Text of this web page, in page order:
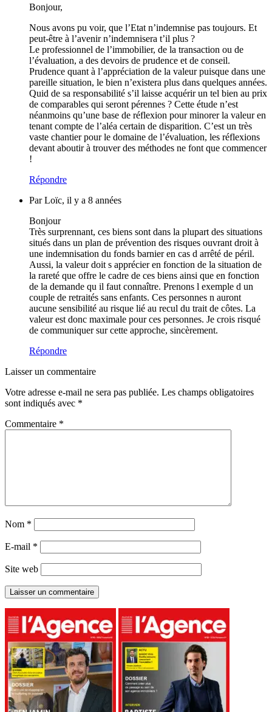
Bonjour,
Nous avons pu voir, que l’Etat n’indemnise pas toujours. Et
peut-être à l’avenir n’indemnisera t’il plus ?
Le professionnel de l’immobilier, de la transaction ou de
l’évaluation, a des devoirs de prudence et de conseil.
Prudence quant à l’appréciation de la valeur puisque dans une
pareille situation, le bien n’existera plus dans quelques années.
Quid de sa responsabilité s’il laisse acquérir un tel bien au prix
de comparables qui seront pérennes ? Cette étude n’est
néanmoins qu’une base de réflexion pour minorer la valeur en
tenant compte de l’aléa certain de disparition. C’est un très
vaste chantier pour le domaine de l’évaluation, les réflexions
devant aboutir à trouver des méthodes ne font que commencer
!
Répondre
Par Loïc, il y a 8 années
Bonjour
Très surprennant, ces biens sont dans la plupart des situations
situés dans un plan de prévention des risques ouvrant droit à
une indemnisation du fonds barnier en cas d arrêté de péril.
Aussi, la valeur doit s apprécier en fonction de la situation de
la rareté que offre le cadre de ces biens ainsi que en fonction
de la demande qu il faut connaître. Prenons l exemple d un
couple de retraités sans enfants. Ces personnes n auront
aucune sensibilité au risque lié au recul du trait de côtes. La
valeur est donc maximale pour ces personnes. Je crois risqué
de communiquer sur cette approche, sincèrement.
Répondre
Laisser un commentaire
Votre adresse e-mail ne sera pas publiée. Les champs obligatoires
sont indiqués avec *
Commentaire *
Nom *
E-mail *
Site web